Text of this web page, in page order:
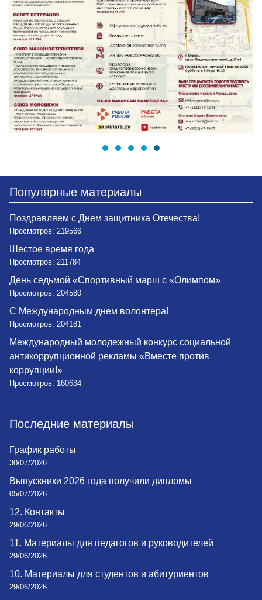
Популярные материалы
Поздравляем с Днем защитника Отечества!
Просмотров: 219566
Шестое время года
Просмотров: 211784
День седьмой «Спортивный марш с «Олимпом»
Просмотров: 204580
С Международным днем волонтера!
Просмотров: 204181
Международный молодежный конкурс социальной
антикоррупционной рекламы «Вместе против
коррупции!»
Просмотров: 160634
Последние материалы
График работы
30/07/2026
Выпускники 2026 года получили дипломы
05/07/2026
12. Контакты
29/06/2026
11. Материалы для педагогов и руководителей
29/06/2026
10. Материалы для студентов и абитуриентов
29/06/2026